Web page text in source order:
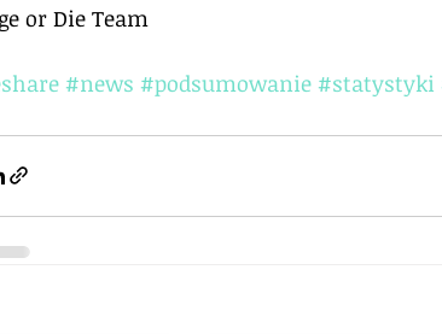
or Die Team
#news #podsumowanie #statystyki